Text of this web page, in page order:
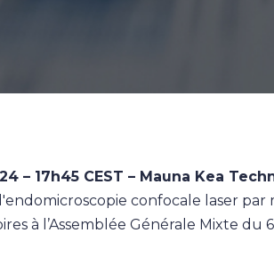
– 17h45 CEST – Mauna Kea
confocale laser par
à l’Assemblée Générale Mixte du